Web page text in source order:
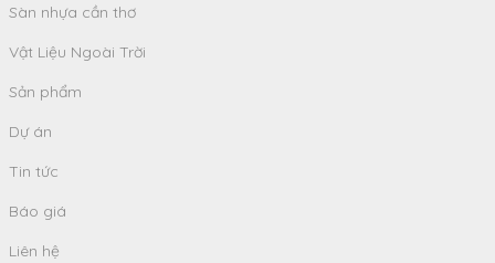
Sàn nhựa cần thơ
Vật Liệu Ngoài Trời
Sản phẩm
Dự án
Tin tức
Báo giá
Liên hệ